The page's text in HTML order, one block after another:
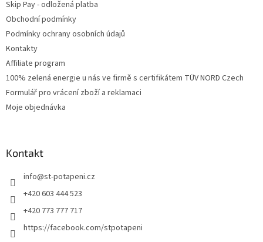
Skip Pay - odložená platba
Obchodní podmínky
Podmínky ochrany osobních údajů
Kontakty
Affiliate program
100% zelená energie u nás ve firmě s certifikátem TÜV NORD Czech
Formulář pro vrácení zboží a reklamaci
Moje objednávka
Kontakt
info@st-potapeni.cz
+420 603 444 523
+420 773 777 717
https://facebook.com/stpotapeni